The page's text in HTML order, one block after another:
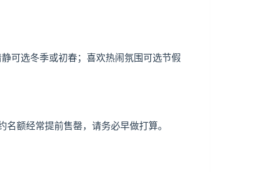
可选冬季或初春；喜欢热闹氛围可选节假
额经常提前售罄，请务必早做打算。